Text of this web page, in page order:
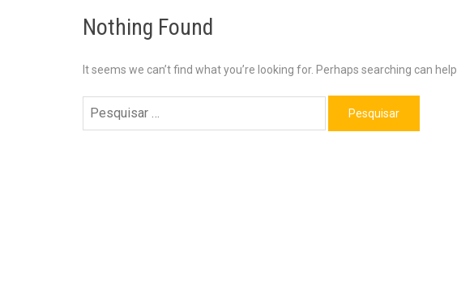
Nothing Found
It seems we can’t find what you’re looking for. Perhaps searching can help.
por: